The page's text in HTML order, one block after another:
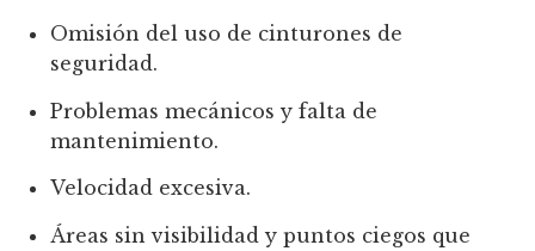
Omisión del uso de cinturones de
seguridad.
Problemas mecánicos y falta de
mantenimiento.
Velocidad excesiva.
Áreas sin visibilidad y puntos ciegos que